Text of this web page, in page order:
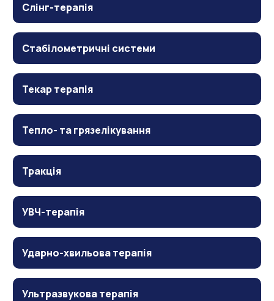
Слінг-терапія
Стабілометричні системи
Текар терапія
Тепло- та грязелікування
Тракція
УВЧ-терапія
Ударно-хвильова терапія
Ультразвукова терапія